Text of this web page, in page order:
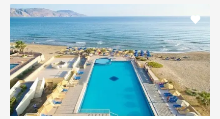
Pridať